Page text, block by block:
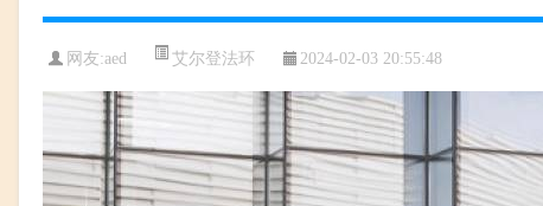
网友:aed 艾尔登法环 2024-02-03 20:55:48